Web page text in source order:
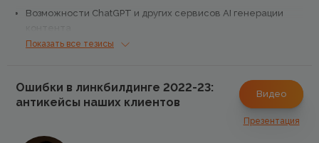
Возможности ChatGPT и других сервисов AI генерации
Трудности и приоритетные вопросы по развитию AI
чатботов
Показать все тезисы
Ошибки в линкбилдинге 2022-23:
антикейсы наших клиентов
Видео
Презентация